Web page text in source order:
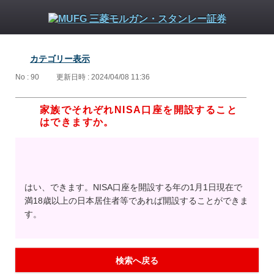
カテゴリー表示
No : 90 更新日時 : 2024/04/08 11:36
家族でそれぞれNISA口座を開設すること
はできますか。
はい、できます。NISA口座を開設する年の1月1日現在で
満18歳以上の日本居住者等であれば開設することができま
す。
検索へ戻る